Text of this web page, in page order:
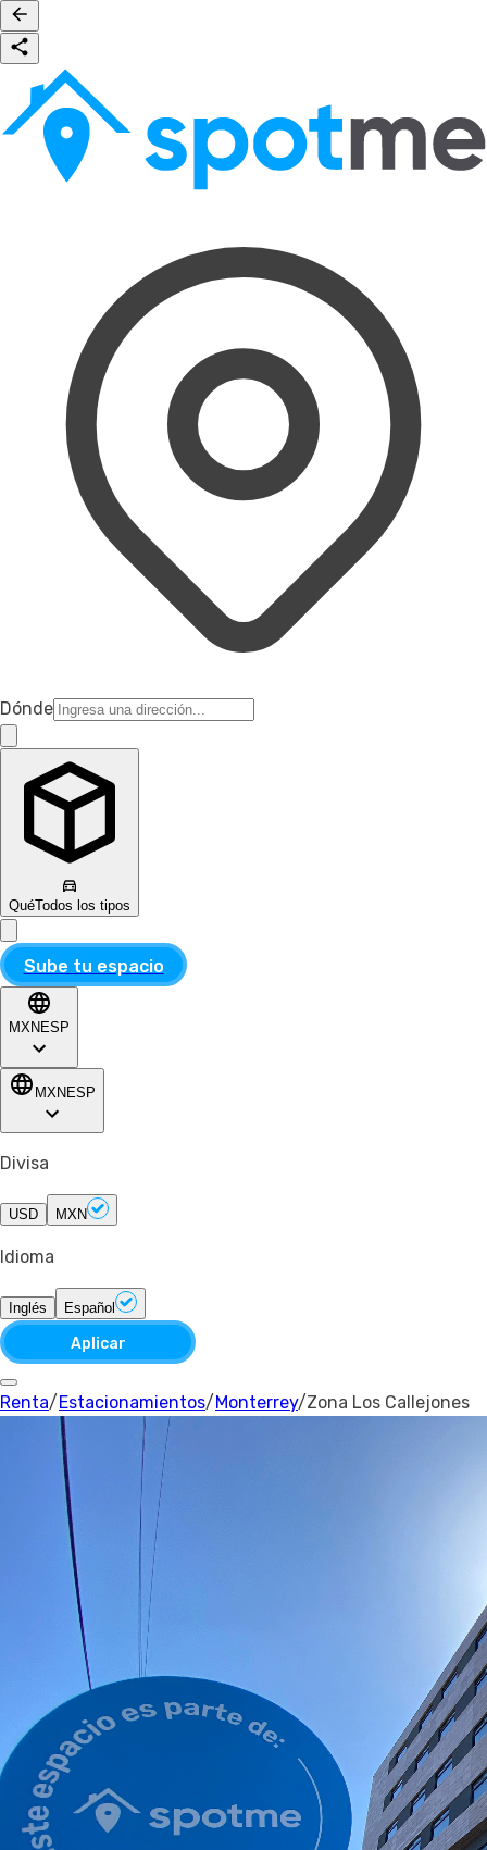
Dónde
QuéTodos los tipos
Sube tu espacio
MXN ESP
MXN ESP
Divisa
USD MXN
Idioma
Inglés Español
Aplicar
Renta/ Estacionamientos/ Monterrey/Zona Los Callejones